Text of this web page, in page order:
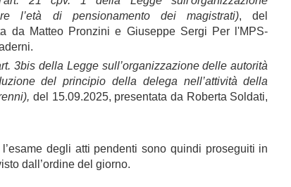
l’età di pensionamento dei magistrati), del
da Matteo Pronzini e Giuseppe Sergi Per l'MPS-
3bis della Legge sull’organizzazione delle autorità
del principio della delega nell’attività della
del 15.09.2025, presentata da Roberta Soldati,
l’esame degli atti pendenti sono quindi proseguiti in
dall’ordine del giorno.